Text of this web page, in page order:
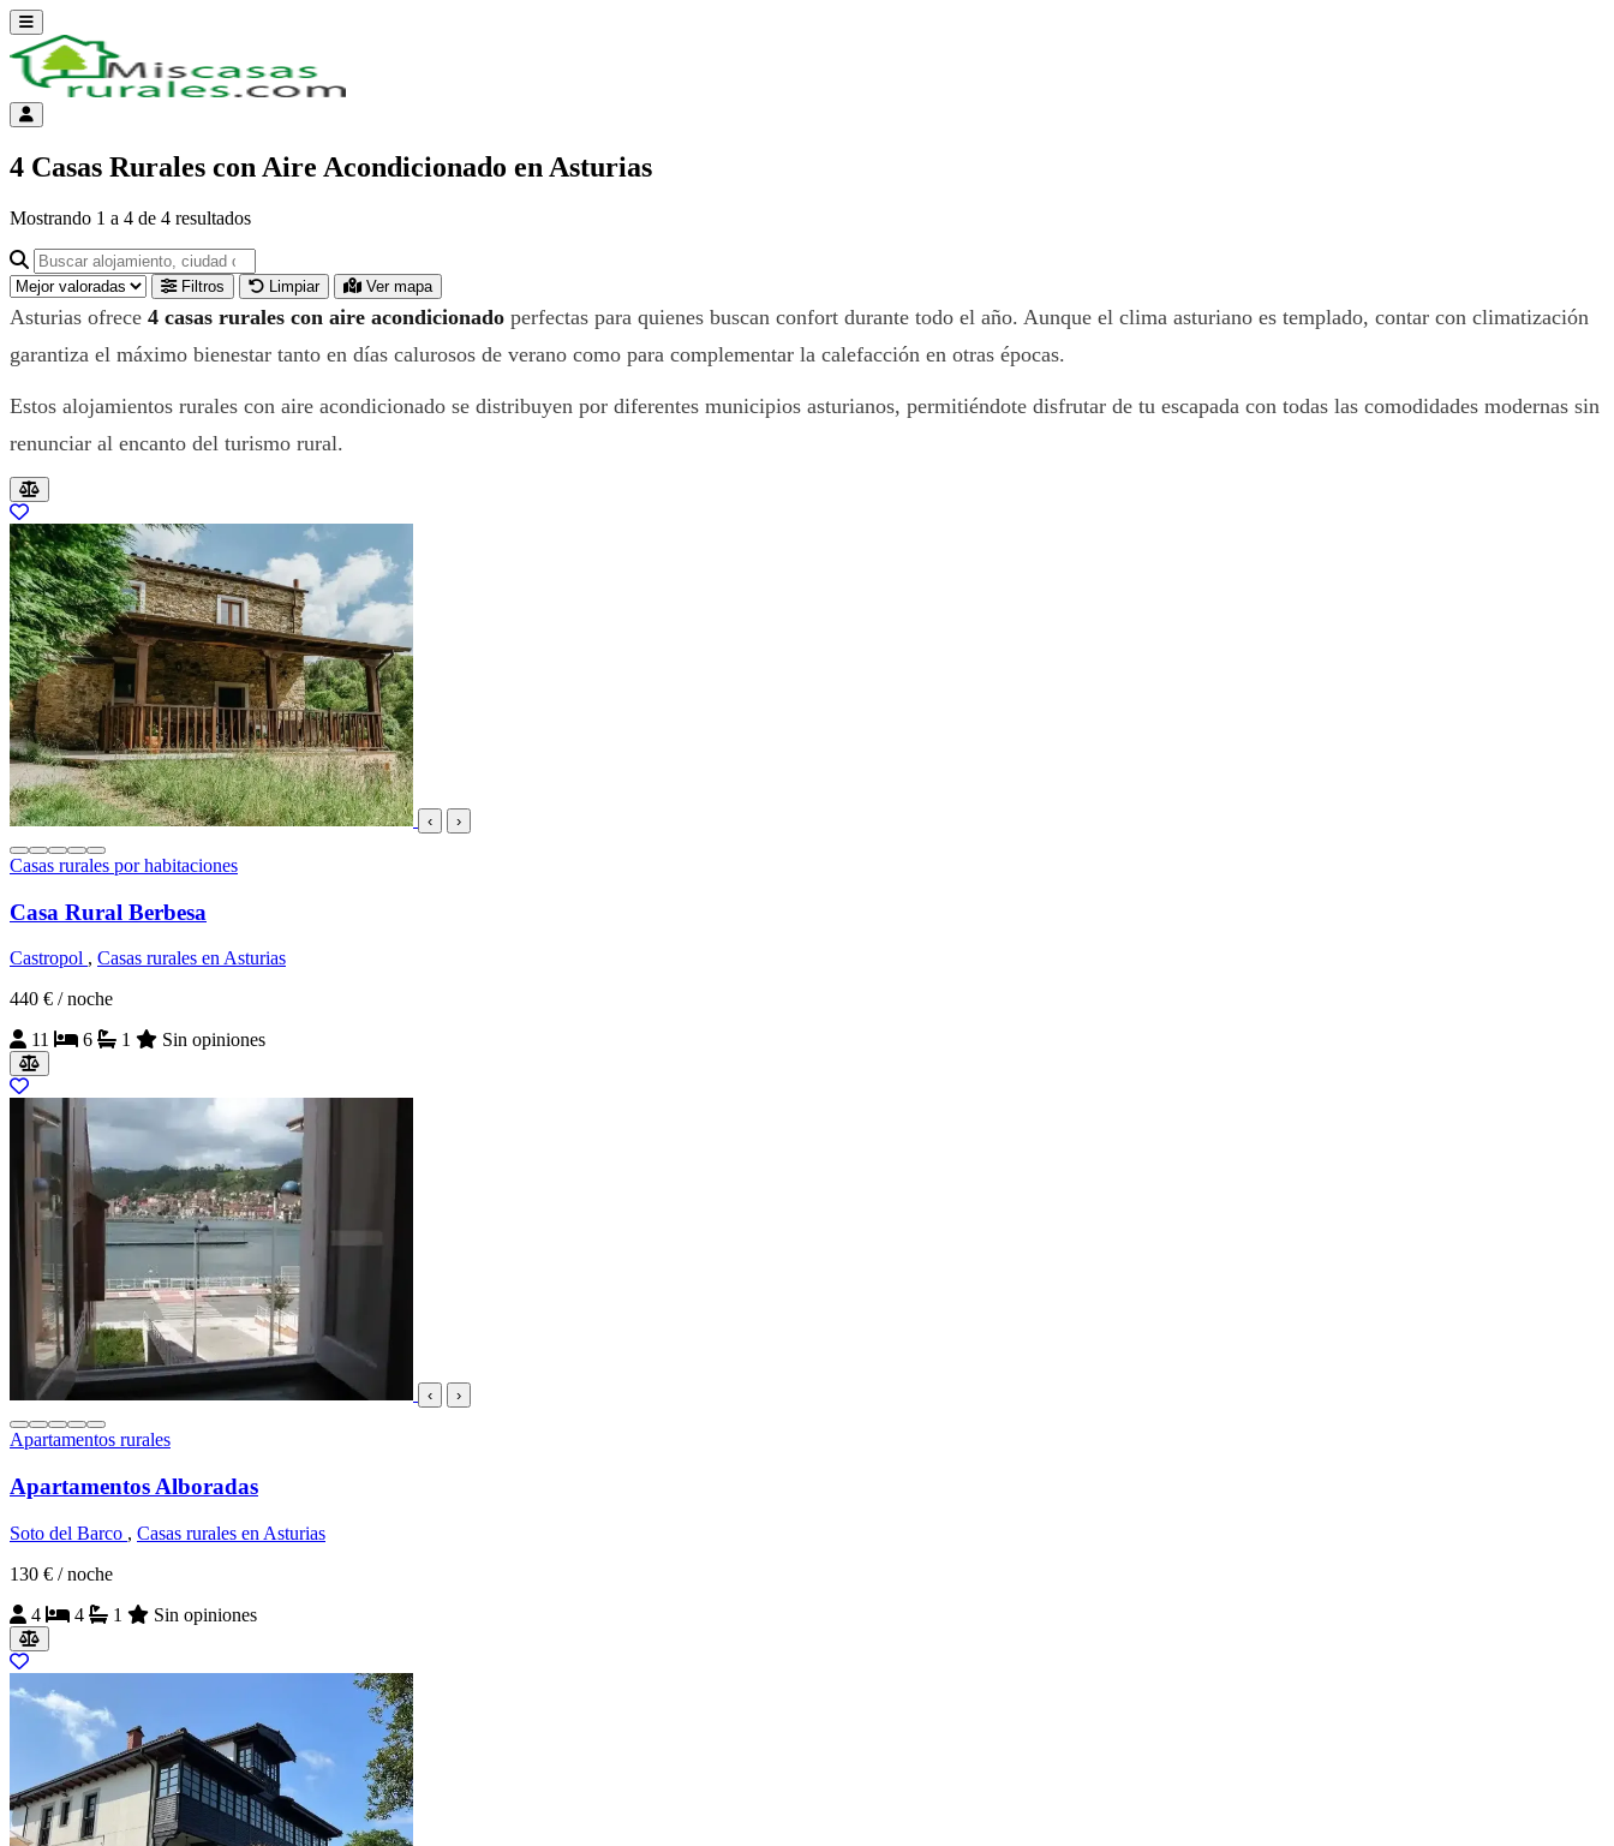
Abrir menú
Menú de cuenta
4 Casas Rurales con Aire Acondicionado en Asturias
Mostrando 1 a 4 de 4 resultados
Buscar alojamiento, ciudad o provincia para ir a su página
Filtros Limpiar Ver mapa
Asturias ofrece 4 casas rurales con aire acondicionado perfectas para quienes buscan confort durante todo el año. Aunque el clima asturiano es templado, contar con climatización
garantiza el máximo bienestar tanto en días calurosos de verano como para complementar la calefacción en otras épocas.
Estos alojamientos rurales con aire acondicionado se distribuyen por diferentes municipios asturianos, permitiéndote disfrutar de tu escapada con todas las comodidades modernas sin
renunciar al encanto del turismo rural.
Resultados del listado
‹ ›
Casas rurales por habitaciones
Casa Rural Berbesa
Castropol , Casas rurales en Asturias
440 € / noche
11
6 1 Sin opiniones
‹ ›
Apartamentos rurales
Apartamentos Alboradas
Soto del Barco , Casas rurales en Asturias
130 € / noche
4
4 1 Sin opiniones